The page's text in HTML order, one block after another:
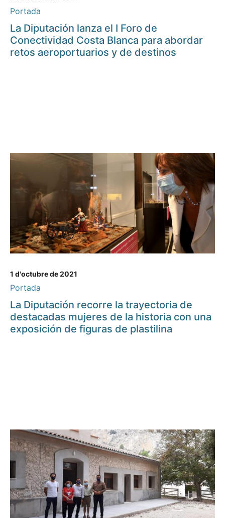
Portada
La Diputación lanza el I Foro de
Conectividad Costa Blanca para abordar
retos aeroportuarios y de destinos
1 d'octubre de 2021
Portada
La Diputación recorre la trayectoria de
destacadas mujeres de la historia con una
exposición de figuras de plastilina